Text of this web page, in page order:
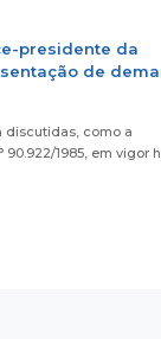
presidente da
de
discutidas, como a
1985, em vigor